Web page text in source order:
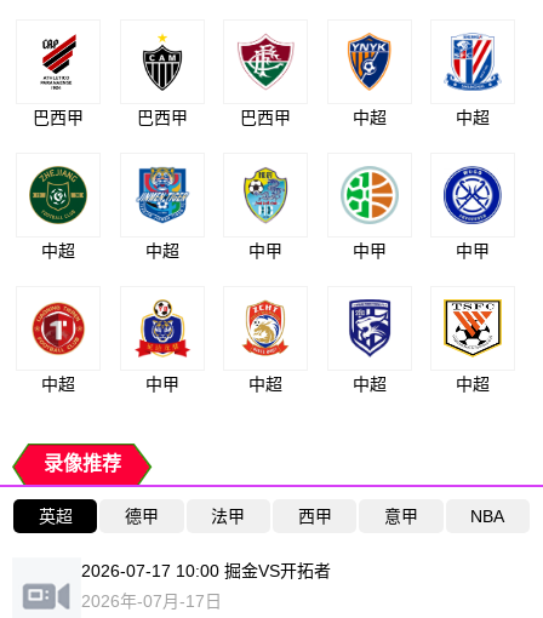
巴西甲 巴西甲 巴西甲 中超 中超
中超 中超 中甲 中甲 中甲
中超 中甲 中超 中超 中超
录像推荐
英超 德甲 法甲 西甲 意甲 NBA
2026-07-17 10:00 掘金VS开拓者
2026年-07月-17日